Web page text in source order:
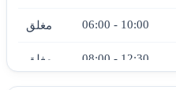
06:00 - 10:00 مغلق
08:00 - 12:30 مغلق